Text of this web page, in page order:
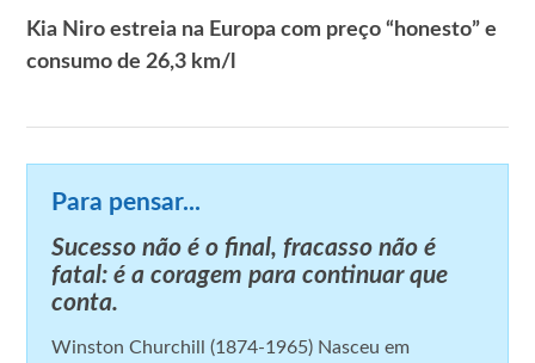
Kia Niro estreia na Europa com preço “honesto” e
consumo de 26,3 km/l
Para pensar...
Sucesso não é o final, fracasso não é
fatal: é a coragem para continuar que
conta.
Winston Churchill (1874-1965) Nasceu em